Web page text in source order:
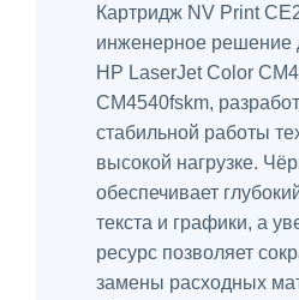
Картридж NV Print
инженерное решение
HP LaserJet Color
CM4540fskm,
стабильной работы
высокой нагрузке.
обеспечивает
текста и графики, а
ресурс позволяет
замены расходных